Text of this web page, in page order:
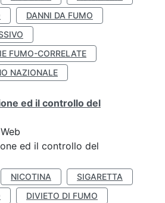
DANNI DA FUMO
FUMO-CORRELATE
NAZIONALE
ed il controllo del
ed il controllo del
NICOTINA
SIGARETTA
DIVIETO DI FUMO